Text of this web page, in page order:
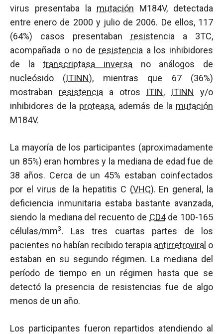
virus presentaba la mutación M184V, detectada
entre enero de 2000 y julio de 2006. De ellos, 117
(64%) casos presentaban resistencia a 3TC,
acompañada o no de resistencia a los inhibidores
de latranscriptasa inversa no análogos de
nucleósido (ITINN), mientras que 67 (36%)
mostraban resistencia a otros ITIN, ITINN y/o
inhibidores de la proteasa, además de la mutación
M184V.
La mayoría de los participantes (aproximadamente
un 85%) eran hombres y la mediana de edad fue de
38 años. Cerca de un 45% estaban coinfectados
por el virus de la hepatitis C (VHC). En general, la
deficiencia inmunitaria estaba bastante avanzada,
siendo la mediana del recuento de CD4de 100-165
células/mm3. Las tres cuartas partes de los
pacientes no habían recibido terapia antirretroviral o
estaban en su segundo régimen. La mediana del
período de tiempo en un régimen hasta que se
detectó la presencia de resistencias fue de algo
menos de un año.
Los participantes fueron repartidos atendiendo al